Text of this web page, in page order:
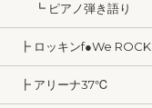
┗ ピアノ弾き語り
┣ ロッキンf●We ROCK
┣ アリーナ37℃